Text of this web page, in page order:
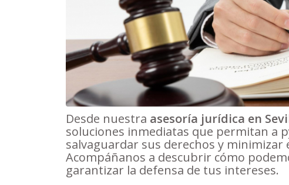
Desde nuestra asesoría jurídica en
soluciones inmediatas que permitan a
salvaguardar sus derechos y
Acompáñanos a descubrir cómo
garantizar la defensa de tus intereses.